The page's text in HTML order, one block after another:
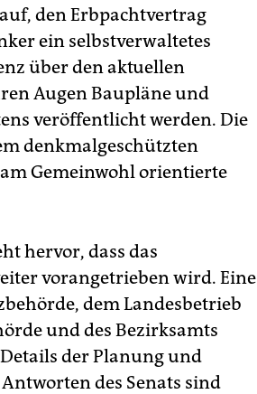
Zimmern, eine
Platz finden.
will Eigentümer
im Bunker
den Erbpachtvertrag
ein selbstverwaltetes
über den aktuellen
Augen Baupläne und
veröffentlicht werden. Die
denkmalgeschützten
Gemeinwohl orientierte
hervor, dass das
vorangetrieben wird. Eine
dem Landesbetrieb
und des Bezirksamts
der Planung und
des Senats sind